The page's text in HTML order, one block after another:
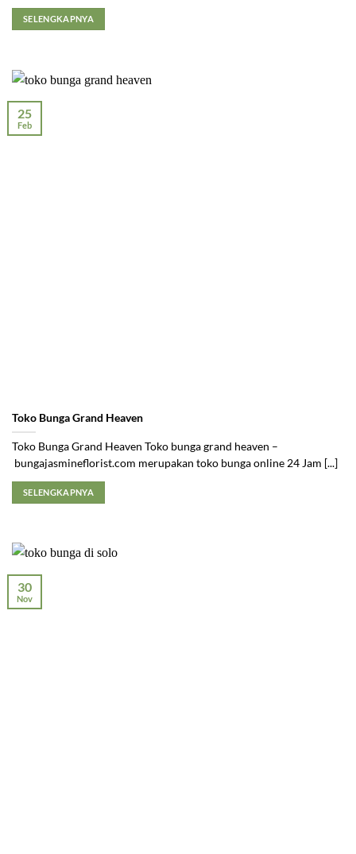
SELENGKAPNYA
Toko Bunga Grand Heaven
Toko Bunga Grand Heaven Toko bunga grand heaven –
bungajasmineflorist.com merupakan toko bunga online 24 Jam [...]
SELENGKAPNYA
25
Feb
30
Nov